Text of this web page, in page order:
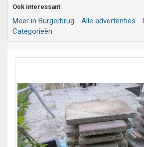
Ook interessant
Meer in Burgerbrug Alle advertenties
Categorieën